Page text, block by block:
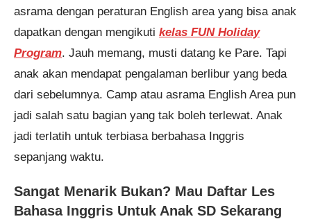
asrama dengan peraturan English area yang bisa anak
dapatkan dengan mengikuti kelas FUN Holiday
Program. Jauh memang, musti datang ke Pare. Tapi
anak akan mendapat pengalaman berlibur yang beda
dari sebelumnya. Camp atau asrama English Area pun
jadi salah satu bagian yang tak boleh terlewat. Anak
jadi terlatih untuk terbiasa berbahasa Inggris
sepanjang waktu.
Sangat Menarik Bukan? Mau Daftar Les
Bahasa Inggris Untuk Anak SD Sekarang